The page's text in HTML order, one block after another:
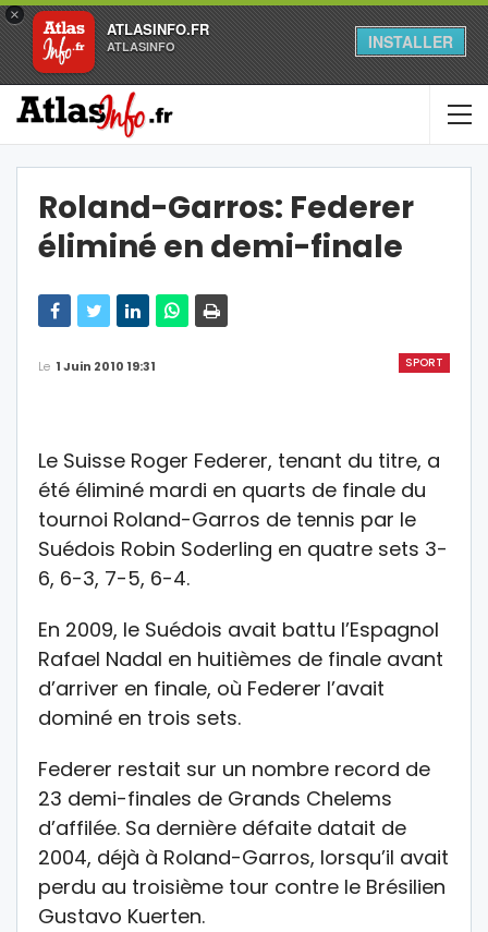
×
ATLASINFO.FR
ATLASINFO INSTALLER
Roland-Garros: Federer
éliminé en demi-finale
SPORT
Le 1 Juin 2010 19:31
Le Suisse Roger Federer, tenant du titre, a
été éliminé mardi en quarts de finale du
tournoi Roland-Garros de tennis par le
Suédois Robin Soderling en quatre sets 3-
6, 6-3, 7-5, 6-4.
En 2009, le Suédois avait battu l’Espagnol
Rafael Nadal en huitièmes de finale avant
d’arriver en finale, où Federer l’avait
dominé en trois sets.
Federer restait sur un nombre record de
23 demi-finales de Grands Chelems
d’affilée. Sa dernière défaite datait de
2004, déjà à Roland-Garros, lorsqu’il avait
perdu au troisième tour contre le Brésilien
Gustavo Kuerten.